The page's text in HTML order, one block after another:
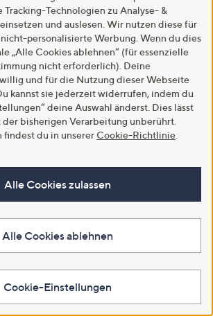
€ 89,99
-35% € 139,99
5.0
von
5
3
Bewertungen
In den Warenkorb
leger weit
€ 59,99
Tracking-Technologien zu Analyse- &
und auslesen. Wir nutzen diese für
personalisierte Werbung. Wenn du dies
„Alle Cookies ablehnen“ (für essenzielle
nicht erforderlich). Deine
und für die Nutzung dieser Webseite
kannst sie jederzeit widerrufen, indem du
deine Auswahl änderst. Dies lässt
bisherigen Verarbeitung unberührt.
findest du in unserer Cookie-Richtlinie
Alle Cookies zulassen
Alle Cookies ablehnen
Cookie-Einstellungen